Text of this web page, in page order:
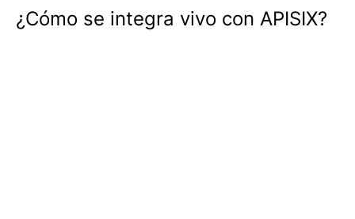
¿Cómo se integra vivo con APISIX?